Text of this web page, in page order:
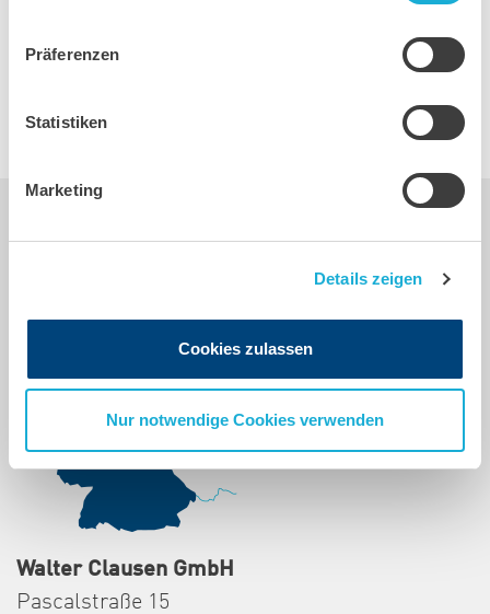
Präferenzen
Statistiken
Marketing
Details zeigen
Cookies zulassen
Nur notwendige Cookies verwenden
Walter Clausen GmbH
Pascalstraße 15